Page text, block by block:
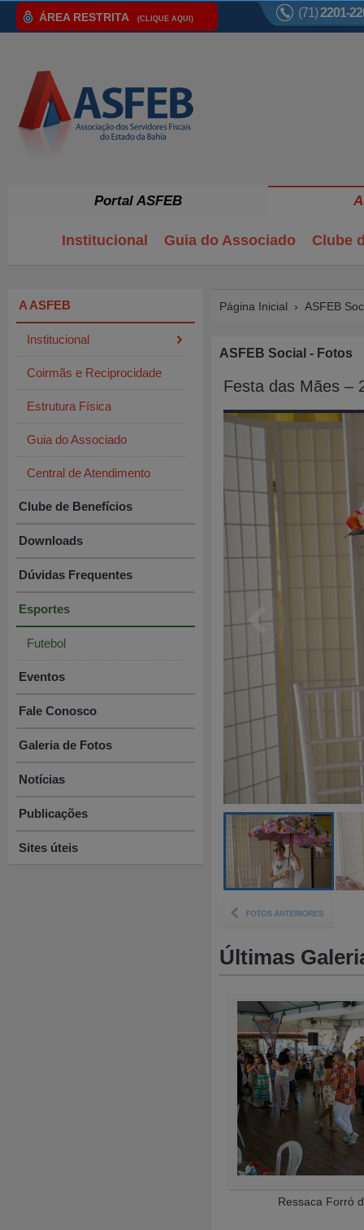
ÁREA RESTRITA (CLIQUE AQUI) (71)2201-
Portal ASFEB
Institucional Guia do Associado Clube
A ASFEB
Institucional
Coirmãs e Reciprocidade
Estrutura Física
Guia do Associado
Central de Atendimento
Clube de Benefícios
Downloads
Dúvidas Frequentes
Esportes
Futebol
Eventos
Fale Conosco
Galeria de Fotos
Notícias
Publicações
Sites úteis
Página Inicial › ASFEB
ASFEB Social - Fotos
Festa das Mães –
Últimas
Ressaca Forró